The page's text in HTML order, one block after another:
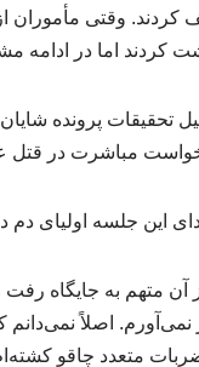
کردند اما در
تحقیقات پرونده
مباشرت در قتل عمدی به شعبه ۱۳ دادگاه
این جلسه اولیای
آن متهم به جایگاه
اصلاً
ضربات متعدد چاقو